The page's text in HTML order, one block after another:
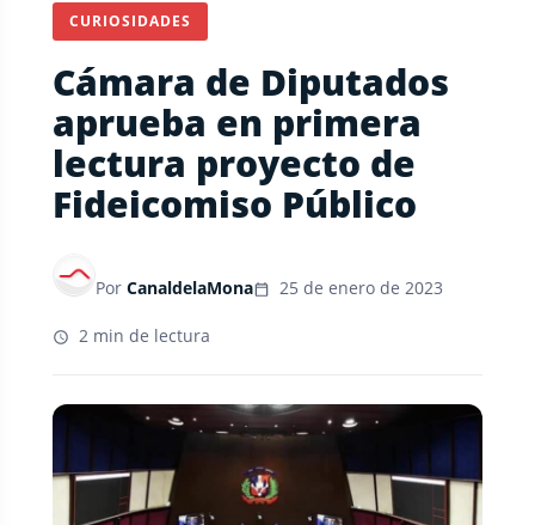
CURIOSIDADES
Cámara de Diputados
aprueba en primera
lectura proyecto de
Fideicomiso Público
Por CanaldelaMona 25 de enero de 2023
2 min de lectura